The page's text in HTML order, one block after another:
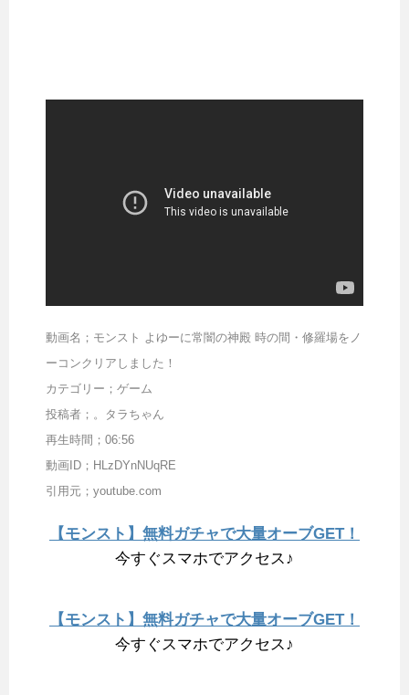
動画名；モンスト よゆーに常闇の神殿 時の間・修羅場をノ
ーコンクリアしました！
カテゴリー；ゲーム
投稿者；。タラちゃん
再生時間；06:56
動画ID；HLzDYnNUqRE
引用元；youtube.com
【モンスト】無料ガチャで大量オーブGET！
今すぐスマホでアクセス♪
【モンスト】無料ガチャで大量オーブGET！
今すぐスマホでアクセス♪